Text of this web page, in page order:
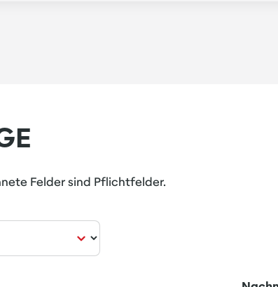
Felder sind Pflichtfelder.